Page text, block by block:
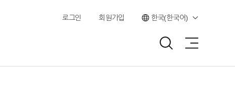
로그인 회원가입 한국(한국어)